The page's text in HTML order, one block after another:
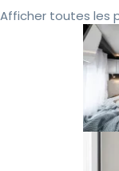
Afficher toutes les